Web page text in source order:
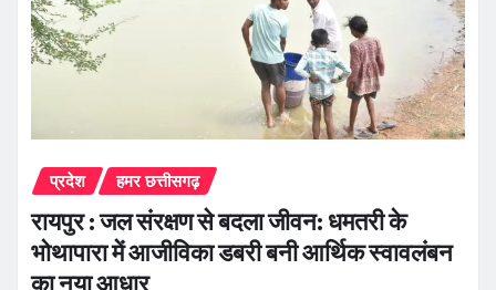
प्रदेश हमर छत्तीसगढ़
रायपुर : जल संरक्षण से बदला जीवन: धमतरी के
भोथापारा में आजीविका डबरी बनी आर्थिक स्वावलंबन
का नया आधार